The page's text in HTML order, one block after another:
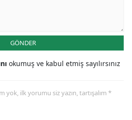
GÖNDER
okumuş ve kabul etmiş sayılırsınız
yok, ilk yorumu siz yazın, tartışalım *